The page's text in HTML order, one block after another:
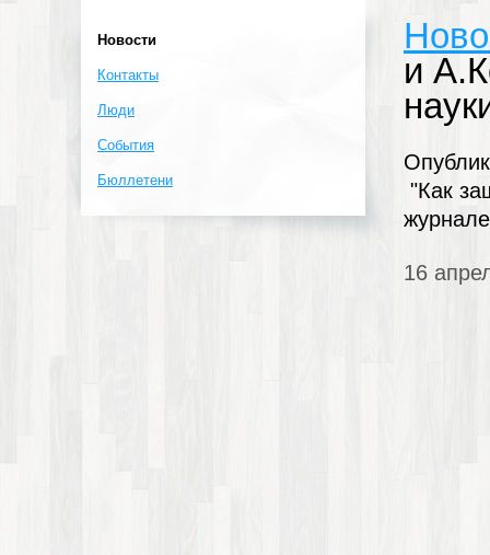
Новости
Контакты
Люди
События
Бюллетени
и
"Как
16